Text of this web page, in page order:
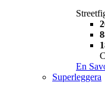
En
Superleggera